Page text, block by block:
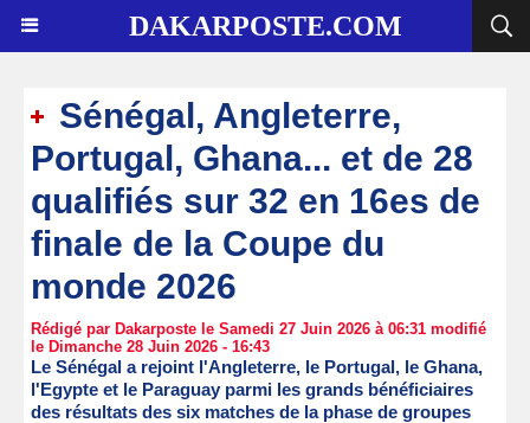
DAKARPOSTE.COM
Sénégal, Angleterre,
Portugal, Ghana... et de 28
qualifiés sur 32 en 16es de
finale de la Coupe du
monde 2026
Rédigé par Dakarposte le Samedi 27 Juin 2026 à 06:31 modifié
le Dimanche 28 Juin 2026 - 16:43
Le Sénégal a rejoint l'Angleterre, le Portugal, le Ghana,
l'Egypte et le Paraguay parmi les grands bénéficiaires
des résultats des six matches de la phase de groupes